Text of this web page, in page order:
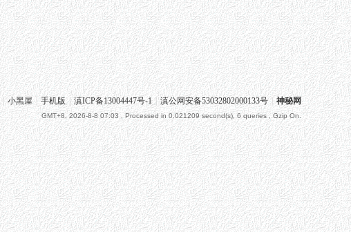
| 小黑屋 手机版 滇ICP备13004447号-1 | 滇公网安备53032802000133号 神秘网
GMT+8, 2026-8-8 07:03 , Processed in 0.021209 second(s), 6 queries , Gzip On.